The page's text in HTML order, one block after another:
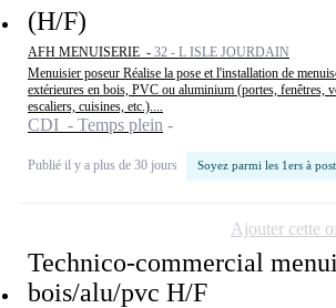
(H/F)
AFH MENUISERIE - 32 - L ISLE JOURDAIN
Menuisier poseur Réalise la pose et l'installation de
extérieures en bois, PVC ou aluminium (portes, fenêtres,
escaliers, cuisines, etc.)....
CDI - Temps plein
Publié il y a plus de 30 jours Soyez parmi les 1ers à
Technico-commercial
bois/alu/pvc H/F
Ajouter cette